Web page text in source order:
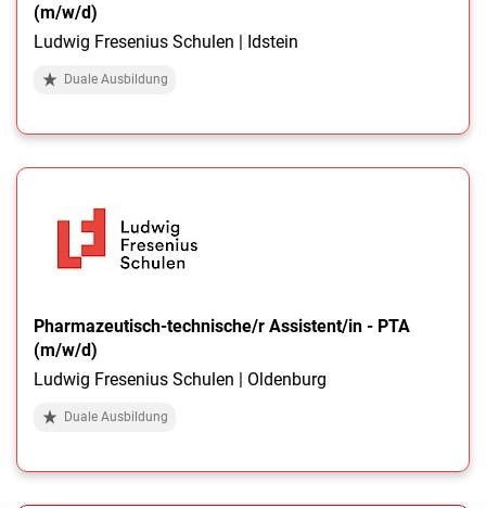
(m/w/d)
Ludwig Fresenius Schulen | Idstein
Duale Ausbildung
Pharmazeutisch-technische/r Assistent/in - PTA
(m/w/d)
Ludwig Fresenius Schulen | Oldenburg
Duale Ausbildung